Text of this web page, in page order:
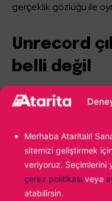
Merhaba Ataritalı!
sitemizi geliştirmek
veriyoruz. Seçimlerini
çerez politikası veya
atabilirsin.
gerçeklik gözlüğü ile
Unrecord
belli değil
Unrecord çıkış tarihi
yılında yayınlanan
bir şans ve fırsat
prodüksiyon
çekip beğenilmesi çok